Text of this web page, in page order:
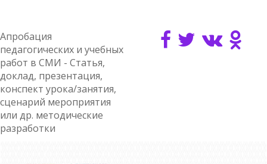
Апробация
педагогических и учебных
работ в СМИ - Статья,
доклад, презентация,
конспект урока/занятия,
сценарий мероприятия
или др. методические
разработки